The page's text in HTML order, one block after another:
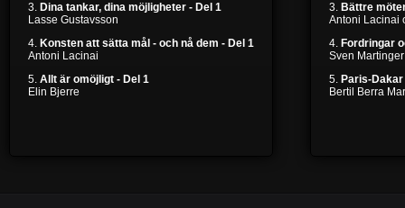
3. Dina tankar, dina möjligheter - Del 1
Lasse Gustavsson
4. Konsten att sätta mål - och nå dem - Del 1
Antoni Lacinai
5. Allt är omöjligt - Del 1
Elin Bjerre
3. Bättre
Antoni Lacinai
4. Fordringar
Sven Martinger
5. Paris-Dakar
Bertil Berra